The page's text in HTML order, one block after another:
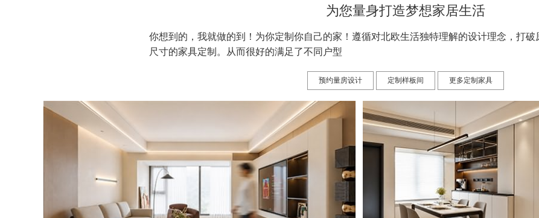
为您量身打造梦想家居生活
你想到的，我就做的到！为你定制你自己的家！遵循对北欧生活独特理解的设计理念，打
尺寸的家具定制。从而很好的满足了不同户型
预约量房设计 定制样板间 更多定制家具